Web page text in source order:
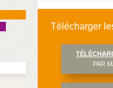
Télécharger
PAR